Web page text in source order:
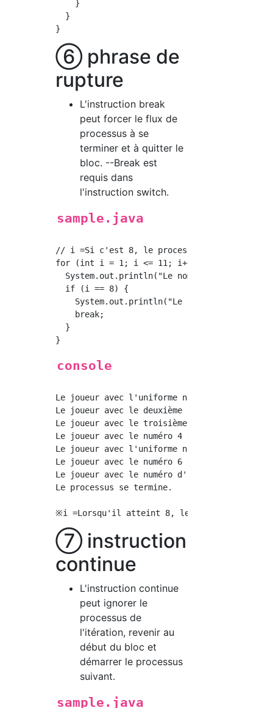
    }
  }
⑥ phrase de
rupture
L'instruction break
peut forcer le flux de
processus à se
terminer et à quitter le
bloc. --Break est
requis dans
l'instruction switch.
sample.java
// i =Si c'est 8, le processus se termine.
for (int i = 1; i <= 11; i++) {
System.out.println("Le nombre uniforme
  if (i == 8) {
System.out.println("Le processus se
    break;
  }
console
Le joueur avec l'uniforme numéro 1.
Le joueur avec le deuxième numéro
Le joueur avec le troisième numéro
Le joueur avec le numéro 4 dans l'uniforme.
Le joueur avec l'uniforme numéro 5
Le joueur avec le numéro 6 dans l'uniforme.
Le joueur avec le numéro d'uniforme 7.
Le processus se termine.
⑦ instruction
continue
L'instruction continue
peut ignorer le
processus de
l'itération, revenir au
début du bloc et
démarrer le processus
suivant.
sample.java